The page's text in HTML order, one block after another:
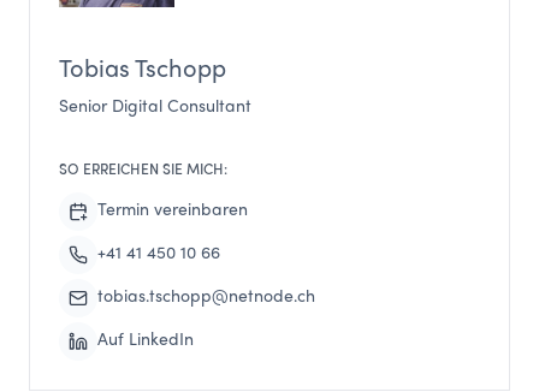
Tobias Tschopp
Senior Digital Consultant
SO ERREICHEN SIE MICH:
Termin vereinbaren
+41 41 450 10 66
tobias.tschopp@netnode.ch
Auf LinkedIn